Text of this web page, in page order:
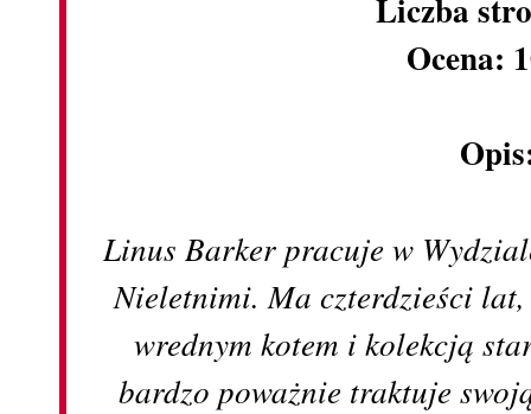
Liczba
Ocena:
Linus Barker pracuje w
Nieletnimi. Ma czterdzieści lat,
wrednym kotem i kolekcją
bardzo poważnie traktuje